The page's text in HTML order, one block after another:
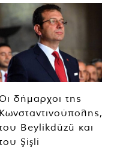
Οι δήμαρχοι της
Κωνσταντινούπολης,
Beylikdüzü και
Şişli